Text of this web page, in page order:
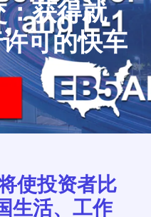
获得就
可的快车
使投资者比
生活、工作